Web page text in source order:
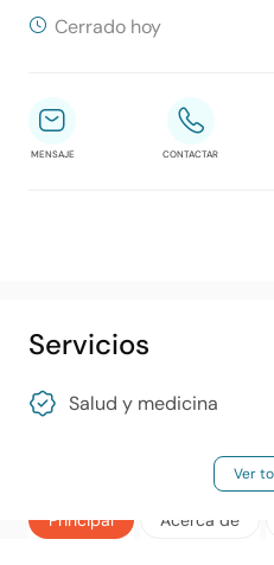
Cerrado hoy
MENSAJE CONTACTAR
Principal Acerca de
Servicios
Salud y medicina
Ver